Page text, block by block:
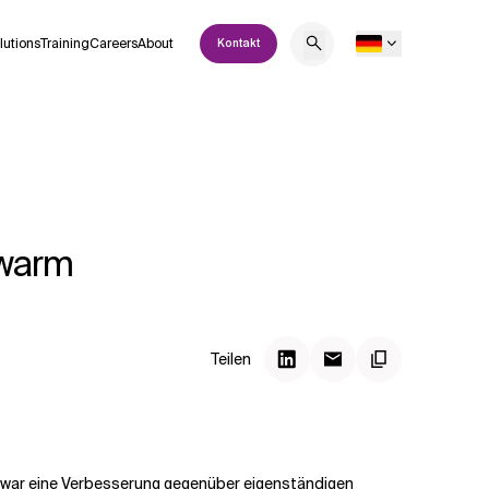
TrainingCareersAbout Kontakt
Teilen
eine Verbesserung gegenüber eigenständigen